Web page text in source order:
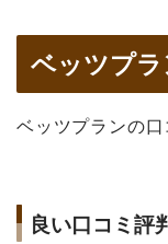
ベッツプラ
ベッツプランの口
良い口コミ評